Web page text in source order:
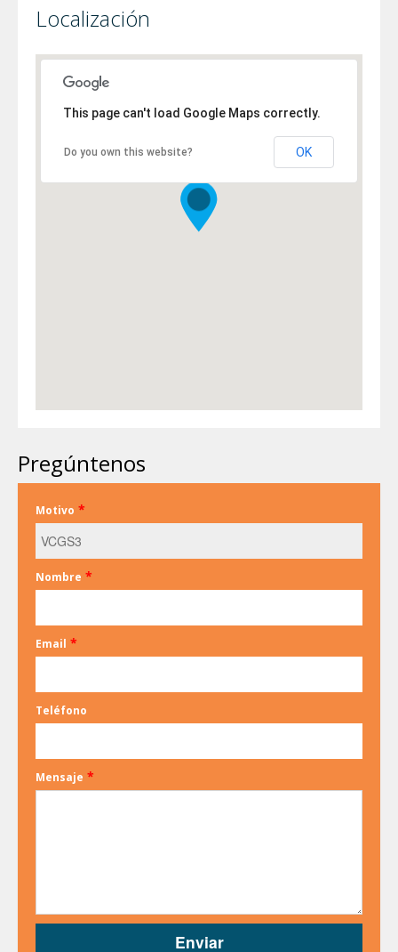
Localización
This page can't load Google Maps correctly.
Do you own this website? OK
Pregúntenos
Motivo *
Nombre *
Email *
Teléfono
Mensaje *